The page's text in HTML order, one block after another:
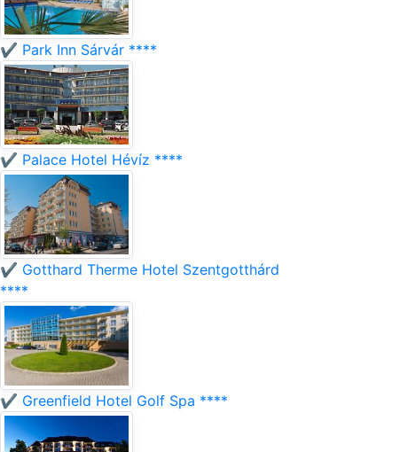
✔️ Park Inn Sárvár ****
✔️ Palace Hotel Hévíz ****
✔️ Gotthard Therme Hotel Szentgotthárd
****
✔️ Greenfield Hotel Golf Spa ****